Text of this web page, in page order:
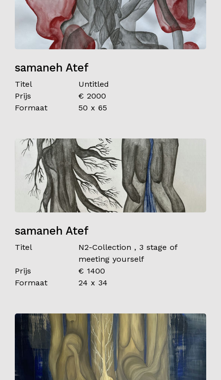
samaneh Atef
Titel
Untitled
Prijs
€ 2000
Formaat
50 x 65
samaneh Atef
Titel
N2-Collection , 3 stage of
meeting yourself
Prijs
€ 1400
Formaat
24 x 34